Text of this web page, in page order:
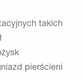
takich
pierścieni